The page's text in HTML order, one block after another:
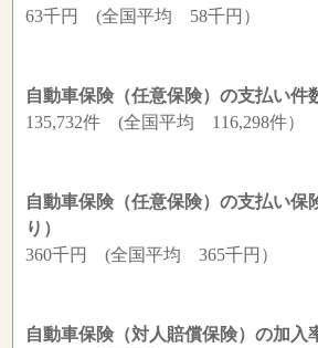
63千円 (全国平均 58千円）
自動車保険（任意保険）の支払い
135,732件 (全国平均 116,298件）
自動車保険（任意保険）の支払い保
り）
360千円 (全国平均 365千円）
自動車保険（対人賠償保険）の加